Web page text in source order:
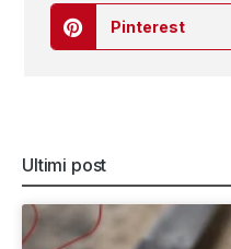
Pinterest
Ultimi post